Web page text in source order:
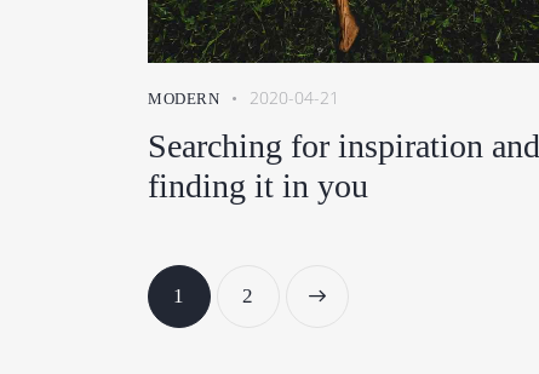
MODERN 2020-04-21
Searching for inspiration and
finding it in you
1 2